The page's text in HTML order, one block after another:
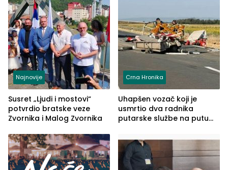
Najnovije
Susret „Ljudi i mostovi“
potvrdio bratske veze
Zvornika i Malog Zvornika
Crna Hronika
Uhapšen vozač koji je
usmrtio dva radnika
putarske službe na putu
(FOTO)